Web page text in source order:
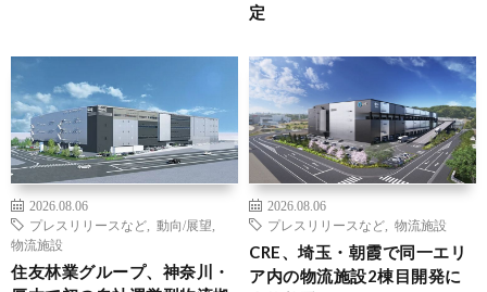
定
2026.08.06
プレスリリースなど
動向/展望
物流施設
住友林業グループ、神奈川・
2026.08.06
プレスリリースなど
物流施設
CRE、埼玉・朝霞で同一エリ
ア内の物流施設2棟目開発に